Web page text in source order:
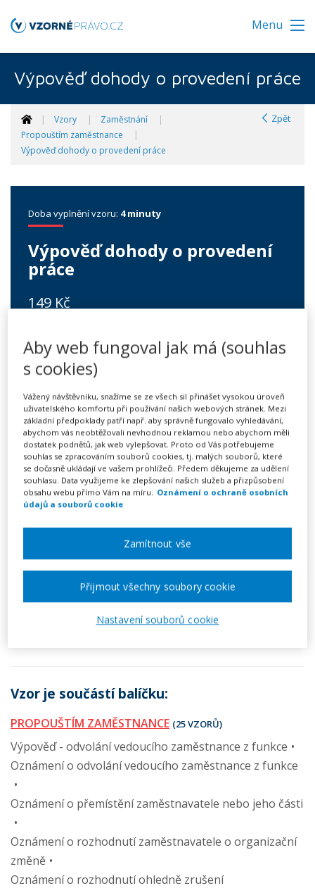
Menu
Výpověď dohody o provedení práce
Vzory
Zaměstnání
Propouštím zaměstnance
Výpověď dohody o provedení práce
Zpět
Doba vyplnění vzoru: 4 minuty
Výpověď dohody o provedení
práce
149 Kč
Možnost vytvořit až 5 dokumentů
Neomezené stahování vytvořených dokumentů
Vyplnit vzor
Dohodu o provedení práce lze vypovědět písemnou
výpovědí z jakéhokoli důvodu nebo bez uvedení důvodu
s výpovědní dobou 15 dní počítaných ode dne doručení
výpovědi. To platí za předpokladu, že nebyla výslovně
sjednána jiná délka výpovědní doby nebo jiný způsob
Související vzory:
DOHODA O PROVEDENÍ PRÁCE
Vzor je součástí balíčku:
PROPOUŠTÍM ZAMĚSTNANCE (25 VZORŮ)
Výpověď - odvolání vedoucího zaměstnance z funkce
Oznámení o odvolání vedoucího zaměstnance z funkce
Oznámení o přemístění zaměstnavatele nebo jeho části
Oznámení o rozhodnutí zaměstnavatele o organizační
změně
Oznámení o rozhodnutí ohledně zrušení
Aby web fungoval jak má (souhlas
s cookies)
Vážený návštěvníku, snažíme se ze všech sil přinášet vysokou úroveň
uživatelského komfortu při používání našich webových stránek. Mezi
základní předpoklady patří např. aby správně fungovalo vyhledávání,
abychom vás neobtěžovali nevhodnou reklamou nebo abychom měli
dostatek podnětů, jak web vylepšovat. Proto od Vás potřebujeme
souhlas se zpracováním souborů cookies, tj. malých souborů, které
se dočasně ukládají ve vašem prohlížeči. Předem děkujeme za udělení
souhlasu. Data využijeme ke zlepšování našich služeb a přizpůsobení
obsahu webu přímo Vám na míru. Oznámení o ochraně osobních
údajů a souborů cookie
Nastavení souborů cookie
Zamítnout vše
Přijmout všechny soubory cookie